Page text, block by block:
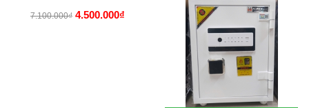
7.100.000₫ 4.500.000₫